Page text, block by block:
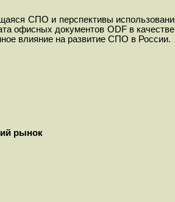
СПО и перспективы
офисных документов ODF в
влияние на развитие СПО в России.
рынок